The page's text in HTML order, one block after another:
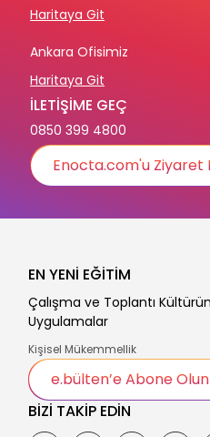
Haritaya Git
Ankara Ofisimiz
Haritaya Git
İLETİŞİME GEÇ
0850 399 4800
Enocta.com'u Ziyaret
BİZİ TAKİP EDİN
EN YENİ EĞİTİM
Çalışma ve Toplantı
Uygulamalar
Kişisel Mükemmellik
e.bülten’e Abone